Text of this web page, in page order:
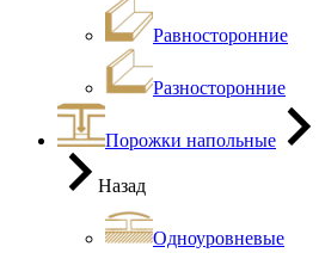
Равносторонние
Разносторонние
Порожки напольные
Назад
Одноуровневые